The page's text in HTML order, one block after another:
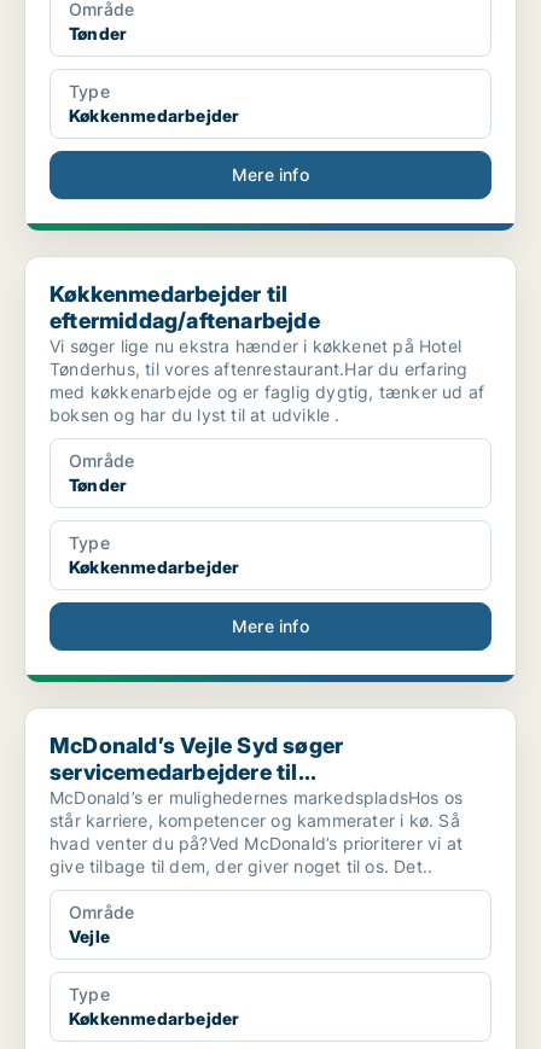
Område
Tønder
Type
Køkkenmedarbejder
Mere info
Køkkenmedarbejder til eftermiddag/aftenarbejde
Køkkenmedarbejder til
eftermiddag/aftenarbejde
Vi søger lige nu ekstra hænder i køkkenet på Hotel
Tønderhus, til vores aftenrestaurant.Har du erfaring
med køkkenarbejde og er faglig dygtig, tænker ud af
boksen og har du lyst til at udvikle .
Område
Tønder
Type
Køkkenmedarbejder
Mere info
McDonald’s Vejle Syd søger servicemedarbejdere til...
McDonald’s Vejle Syd søger
servicemedarbejdere til...
McDonald’s er mulighedernes markedspladsHos os
står karriere, kompetencer og kammerater i kø. Så
hvad venter du på?Ved McDonald’s prioriterer vi at
give tilbage til dem, der giver noget til os. Det..
Område
Vejle
Type
Køkkenmedarbejder